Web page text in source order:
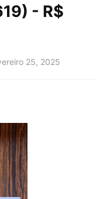
- R$
25, 2025